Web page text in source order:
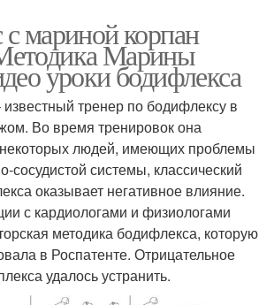
мариной корпан
Марины
уроки бодифлекса
тренер по бодифлексу в
Во время тренировок она
некоторых людей, имеющих проблемы
сосудистой системы, классический
оказывает негативное влияние.
с кардиологами и физиологами
методика бодифлекса, которую
в Роспатенте. Отрицательное
удалось устранить.